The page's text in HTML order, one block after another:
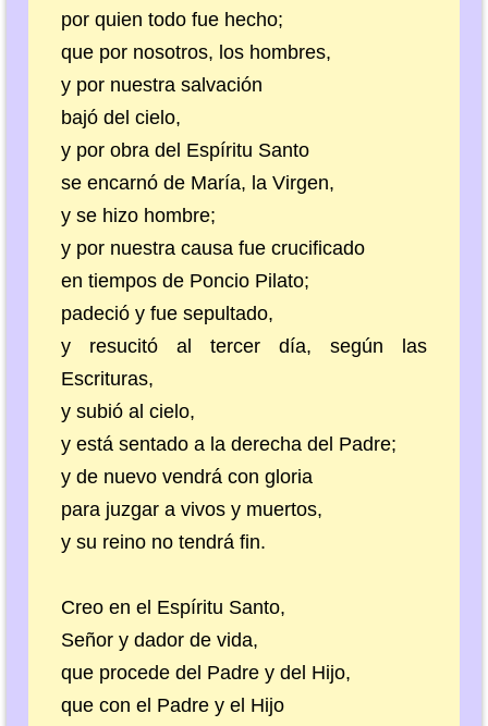
por quien todo fue hecho;
que por nosotros, los hombres,
y por nuestra salvación
bajó del cielo,
y por obra del Espíritu Santo
se encarnó de María, la Virgen,
y se hizo hombre;
y por nuestra causa fue crucificado
en tiempos de Poncio Pilato;
padeció y fue sepultado,
y resucitó al tercer día, según las
Escrituras,
y subió al cielo,
y está sentado a la derecha del Padre;
y de nuevo vendrá con gloria
para juzgar a vivos y muertos,
y su reino no tendrá fin.
Creo en el Espíritu Santo,
Señor y dador de vida,
que procede del Padre y del Hijo,
que con el Padre y el Hijo